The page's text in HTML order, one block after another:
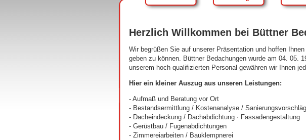
Herzlich Willkommen bei Büttner
Wir begrüßen Sie auf unserer Präsentation und hoffen
geben zu können. Büttner Bedachungen wurde am 04. 05.
unserem hoch qualifizierten Personal gewähren wir Ihnen
Hier ein kleiner Auszug aus unseren Leistungen:
- Aufmaß und Beratung vor Ort
- Bestandsermittlung / Kostenanalyse /
- Dacheindeckung / Dachabdichtung · Fassadengestaltung
- Gerüstbau / Fugenabdichtungen
- Zimmereiarbeiten / Bauklempnerei